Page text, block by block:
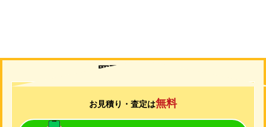
買取について
お見積り・査定は無料